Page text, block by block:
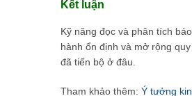
Kết luận
Kỹ năng đọc và phân tích
hành ổn định và mở rộng
đã tiến bộ ở đâu.
Tham khảo thêm: Ý tưởng